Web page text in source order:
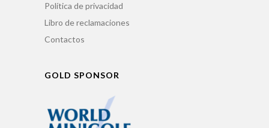
Política de privacidad
Libro de reclamaciones
Contactos
GOLD SPONSOR